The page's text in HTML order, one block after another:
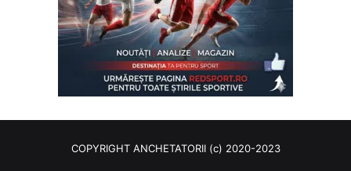
COPYRIGHT ANCHETATORII (c) 2020-2023